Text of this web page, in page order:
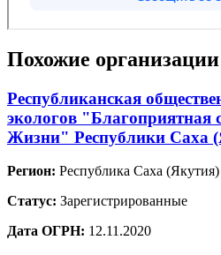
Похожие организации
Республиканская
экологов "Благоприятная
Жизни" Республики Саха
Регион: Республика Саха (Якутия)
Статус: Зарегистрированные
Дата ОГРН: 12.11.2020